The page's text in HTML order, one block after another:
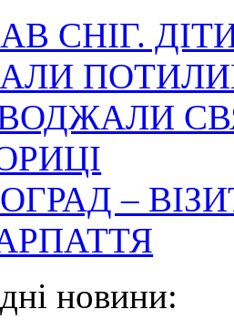
СНІГ.
–
новини: